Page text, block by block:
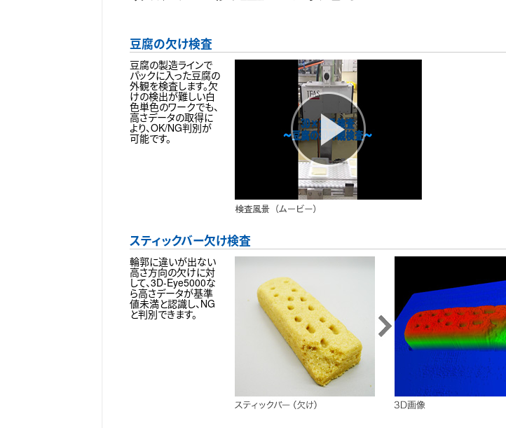
豆腐の欠け検査
豆腐の製造ラインで
パックに入った豆腐の
外観を検査します。欠
けの検出が難しい白
色単色のワークでも、
高さデータの取得に
より、OK/NG判別が
可能です。
スティックバー欠け検査
輪郭に違いが出ない
高さ方向の欠けに対
して、3D-Eye5000な
ら高さデータが基準
値未満と認識し、NG
と判別できます。